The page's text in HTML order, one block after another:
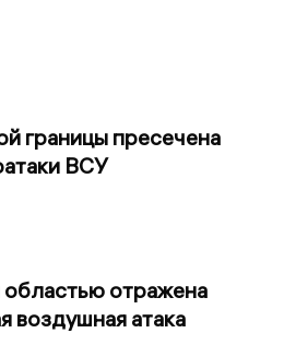
границы пресечена
ВСУ
отражена
воздушная атака